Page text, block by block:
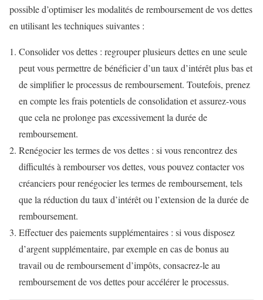
possible d’optimiser les modalités de remboursement de vos dettes
en utilisant les techniques suivantes :
Consolider vos dettes : regrouper plusieurs dettes en une seule
peut vous permettre de bénéficier d’un taux d’intérêt plus bas et
de simplifier le processus de remboursement. Toutefois, prenez
en compte les frais potentiels de consolidation et assurez-vous
que cela ne prolonge pas excessivement la durée de
remboursement.
Renégocier les termes de vos dettes : si vous rencontrez des
difficultés à rembourser vos dettes, vous pouvez contacter vos
créanciers pour renégocier les termes de remboursement, tels
que la réduction du taux d’intérêt ou l’extension de la durée de
remboursement.
Effectuer des paiements supplémentaires : si vous disposez
d’argent supplémentaire, par exemple en cas de bonus au
travail ou de remboursement d’impôts, consacrez-le au
remboursement de vos dettes pour accélérer le processus.